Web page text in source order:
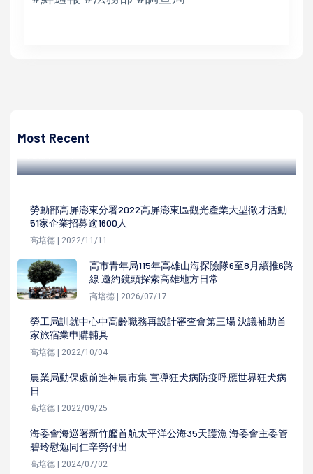
Most Recent
護嘉惠社區長者
勞動部高屏澎東分署2022高屏澎東區觀光產業大型徵才活動
51家企業招募逾1600人
高培德 | 2022/11/11
高市青年局115年高雄山海探險隊6至8月續推6路
線 邀約鏡頭探索高雄地方日常
高培德 | 2026/07/17
勞工局訓就中心中高齡職務再設計審查會第三場 決議補助首
家旅宿業申購輔具
高培德 | 2022/10/04
農業局動保處前進神農市集 宣導狂犬病防疫呼應世界狂犬病
日
高培德 | 2022/09/25
海委會海巡署新竹艦首航太平洋公海35天護漁 海委會主委管
碧玲慰勉同仁辛勞付出
高培德 | 2024/07/02